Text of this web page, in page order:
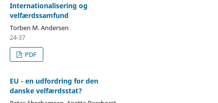
Internationalisering og
velfærdssamfund
Torben M. Andersen
24-37
PDF
EU - en udfordring for den
danske velfærdsstat?